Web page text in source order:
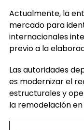
Actualmente, la
mercado para
internacionales
previo a la
Las autoridades
es modernizar el
estructurales y
la remodelación en